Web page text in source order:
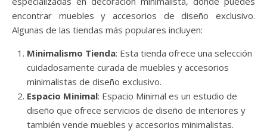
encontrar muebles y accesorios de diseño exclusivo.
Algunas de las tiendas más populares incluyen:
Minimalismo Tienda: Esta tienda ofrece una selección
cuidadosamente curada de muebles y accesorios
minimalistas de diseño exclusivo.
Espacio Minimal: Espacio Minimal es un estudio de
diseño que ofrece servicios de diseño de interiores y
también vende muebles y accesorios minimalistas.